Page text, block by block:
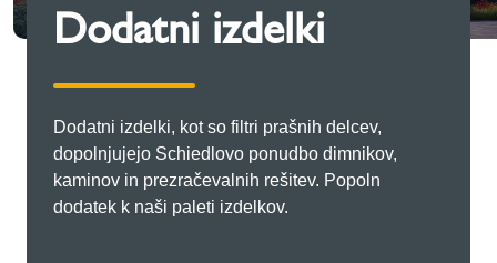
Dodatni izdelki
Dodatni izdelki, kot so filtri prašnih delcev,
dopolnjujejo Schiedlovo ponudbo dimnikov,
kaminov in prezračevalnih rešitev. Popoln
dodatek k naši paleti izdelkov.